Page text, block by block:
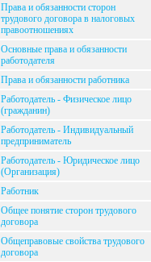
Права и обязанности сторон
трудового договора в налоговых
правоотношениях
Основные права и обязанности
работодателя
Права и обязанности работника
Работодатель - Физическое лицо
(гражданин)
Работодатель - Индивидуальный
предприниматель
Работодатель - Юридическое лицо
(Организация)
Работник
Общее понятие сторон трудового
договора
Общеправовые свойства трудового
договора